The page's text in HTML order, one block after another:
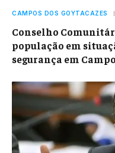
CAMPOS DOS GOYTACAZES
Conselho
população em
segurança em